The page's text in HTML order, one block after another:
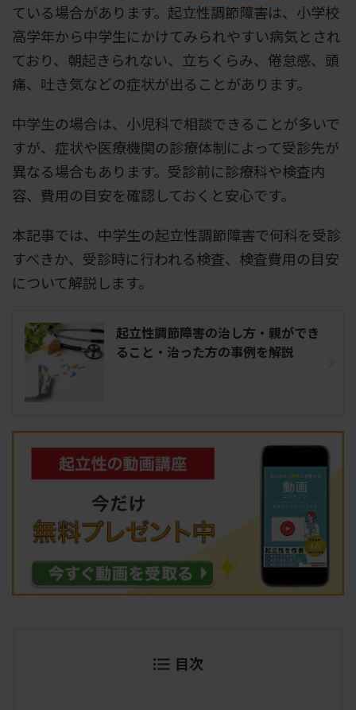
ている場合があります。起立性調節障害は、小学校
高学年から中学生にかけてみられやすい病気とされ
ており、朝起きられない、立ちくらみ、倦怠感、頭
痛、吐き気などの症状が出ることがあります。
中学生の場合は、小児科で相談できることが多いで
すが、症状や医療機関の診療体制によって受診先が
異なる場合もあります。受診前に診療科や検査内
容、費用の目安を確認しておくと安心です。
本記事では、中学生の起立性調節障害で何科を受診
すべきか、受診時に行われる検査、検査費用の目安
について解説します。
起立性調節障害の治し方・親ができ
ること・治った方の事例を解説
目次